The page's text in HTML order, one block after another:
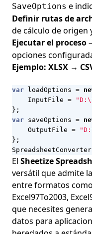
SaveOptions e
Definir rutas de
de cálculo de origen
Ejecutar el proceso
opciones
Ejemplo: XLSX →
var loadOptions =
InputFile =
};
var saveOptions =
OutputFile =
};
SpreadsheetConverter
El Sheetize
versátil que admite
entre formatos como
Excel97To2003,
que necesites
datos para